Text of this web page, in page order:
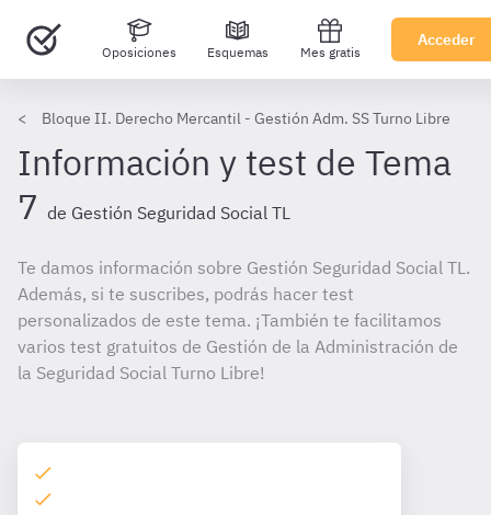
Oposiciones Esquemas Mes gratis
Acceder
Bloque II. Derecho Mercantil - Gestión Adm. SS Turno Libre
Información y test de Tema
7 de Gestión Seguridad Social TL
Te damos información sobre Gestión Seguridad Social TL.
Además, si te suscribes, podrás hacer test
personalizados de este tema. ¡También te facilitamos
varios test gratuitos de Gestión de la Administración de
la Seguridad Social Turno Libre!